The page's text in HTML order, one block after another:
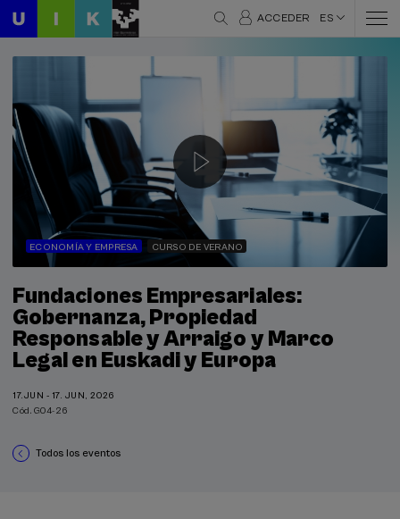
ACCEDER ES
ECONOMÍA Y EMPRESA CURSO DE VERANO
Fundaciones Empresariales:
Gobernanza, Propiedad
Responsable y Arraigo y Marco
Legal en Euskadi y Europa
17.JUN - 17. JUN, 2026
Cód. G04-26
Todos los eventos